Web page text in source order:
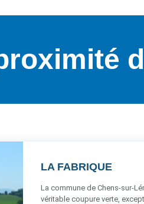
LA FABRIQUE
La commune de Chens-sur-
véritable coupure verte,